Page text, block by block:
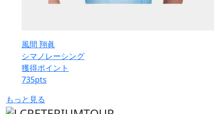
風間 翔眞
シマノレーシング
獲得ポイント
735pts
もっと見る